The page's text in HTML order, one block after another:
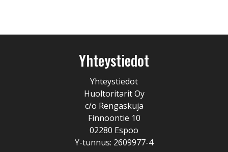
Yhteystiedot
Yhteystiedot
Huoltoritarit Oy
c/o Rengaskuja
Finnoontie 10
02280 Espoo
Y-tunnus: 2609977-4